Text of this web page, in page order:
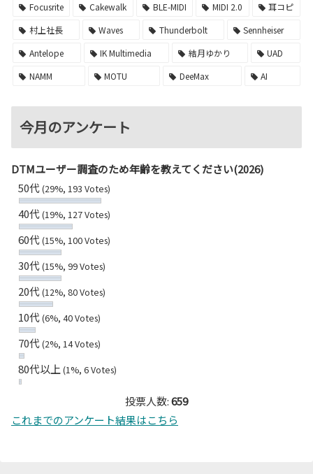
Focusrite
Cakewalk BLE-MIDI MIDI 2.0
耳コピ
村上社長
Waves Thunderbolt
Sennheiser
Antelope
IK Multimedia 結月ゆかり
UAD
NAMM
MOTU DeeMax AI
今月のアンケート
DTMユーザー調査のため年齢を教えてください(2026)
50代(29%, 193 Votes)
40代(19%, 127 Votes)
60代(15%, 100 Votes)
30代(15%, 99 Votes)
20代(12%, 80 Votes)
10代(6%, 40 Votes)
70代(2%, 14 Votes)
80代以上 (1%, 6 Votes)
投票人数:659
これまでのアンケート結果はこちら